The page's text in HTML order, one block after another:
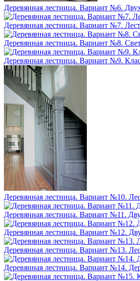
Деревянная лестница. Вариант №6.
Деревянная лестница. Вариант №7.
Деревянная лестница. Вариант №8.
Деревянная лестница. Вариант №9.
Деревянная лестница. Вариант №10.
Деревянная лестница. Вариант №11.
Деревянная лестница. Вариант №12.
Деревянная лестница. Вариант №13.
Деревянная лестница. Вариант №14.